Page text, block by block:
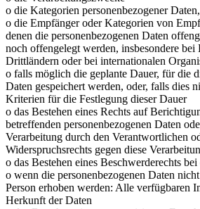
o die Kategorien personenbezogener
o die Empfänger oder Kategorien von
denen die personenbezogenen Daten
noch offengelegt werden, insbesondere bei
Drittländern oder bei internationalen
o falls möglich die geplante Dauer, für die
Daten gespeichert werden, oder, falls dies
Kriterien für die Festlegung dieser Dauer
o das Bestehen eines Rechts auf
betreffenden personenbezogenen Daten
Verarbeitung durch den Verantwortlichen
Widerspruchsrechts gegen diese
o das Bestehen eines Beschwerderechts
o wenn die personenbezogenen Daten
Person erhoben werden: Alle verfügbaren
Herkunft der Daten